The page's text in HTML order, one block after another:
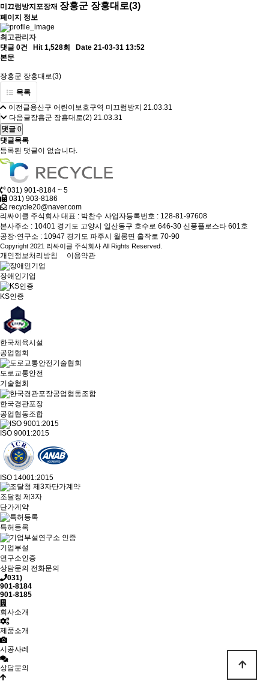
미끄럼방지포장재 장흥군 장흥대로(3)
페이지 정보
최고관리자
댓글 0건
Hit 1,528회
Date 21-03-31 13:52
본문
장흥군 장흥대로(3)
목록
이전글용산구 어린이보호구역 미끄럼방지 21.03.31
다음글장흥군 장흥대로(2) 21.03.31
댓글 0
댓글목록
등록된 댓글이 없습니다.
031) 901-8184 ~ 5
031) 903-8186
recycle20@naver.com
리싸이클 주식회사 대표 : 박찬수 사업자등록번호 : 128-81-97608
본사주소 : 10401 경기도 고양시 일산동구 호수로 646-30 신풍플로스타 601호
공장·연구소 : 10947 경기도 파주시 월롱면 홀작로 70-90
Copyright 2021 리싸이클 주식회사 All Rights Reserved.
개인정보처리방침 이용약관
장애인기업
KS인증
한국체육시설
공업협회
도로교통안전
기술협회
한국경관포장
공업협동조합
ISO 9001:2015
ISO 14001:2015
조달청 제3자
단가계약
특허등록
기업부설
연구소인증
상담문의 전화문의
031)
901-8184
901-8185
회사소개
제품소개
시공사례
상담문의